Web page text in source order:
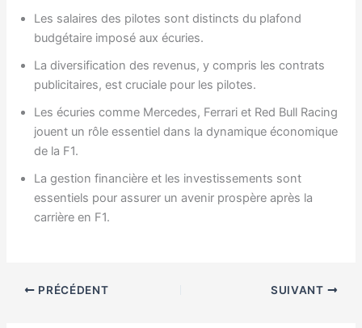
Les salaires des pilotes sont distincts du plafond
budgétaire imposé aux écuries.
La diversification des revenus, y compris les contrats
publicitaires, est cruciale pour les pilotes.
Les écuries comme Mercedes, Ferrari et Red Bull Racing
jouent un rôle essentiel dans la dynamique économique
de la F1.
La gestion financière et les investissements sont
essentiels pour assurer un avenir prospère après la
carrière en F1.
PRÉCÉDENT SUIVANT